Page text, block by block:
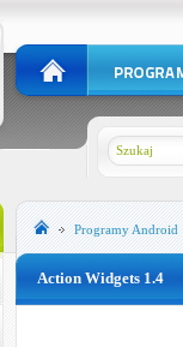
ProgramyAndroid
Action Widgets 1.4